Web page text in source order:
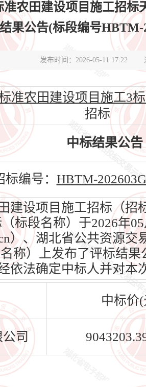
农田建设项目施工招
果公告(标段编号HBTM-
发布时间：2026-05-11 17:22
准农田建设项目施工3
招标
中标结果公告
标编号： HBTM-
设项目施工招标（招
标段名称）于2026年
）、湖北省公共资源交
称）上发布了评标结
依法确定中标人并对本
中标价
司